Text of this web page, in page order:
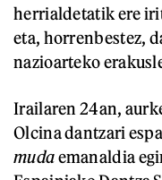
herrialdetatik ere
eta, horrenbestez,
nazioarteko
Irailaren 24an,
Olcina dantzari
mudaemanaldia